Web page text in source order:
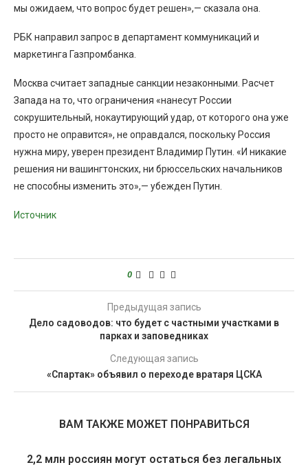
мы ожидаем, что вопрос будет решен»,— сказала она.
РБК направил запрос в департамент коммуникаций и
маркетинга Газпромбанка.
Москва считает западные санкции незаконными. Расчет
Запада на то, что ограничения «нанесут России
сокрушительный, нокаутирующий удар, от которого она уже
просто не оправится», не оправдался, поскольку Россия
нужна миру, уверен президент Владимир Путин. «И никакие
решения ни вашингтонских, ни брюссельских начальников
не способны изменить это»,— убежден Путин.
Источник
0
Предыдущая запись
Дело садоводов: что будет с частными участками в
парках и заповедниках
Следующая запись
«Спартак» объявил о переходе вратаря ЦСКА
ВАМ ТАКЖЕ МОЖЕТ ПОНРАВИТЬСЯ
2,2 млн россиян могут остаться без легальных